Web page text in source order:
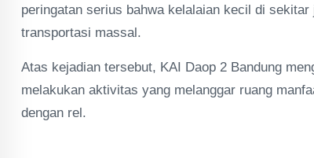
peringatan serius bahwa kelalaian kecil di
transportasi massal.
Atas kejadian tersebut, KAI Daop 2 Bandung
melakukan aktivitas yang melanggar ruang
dengan rel.